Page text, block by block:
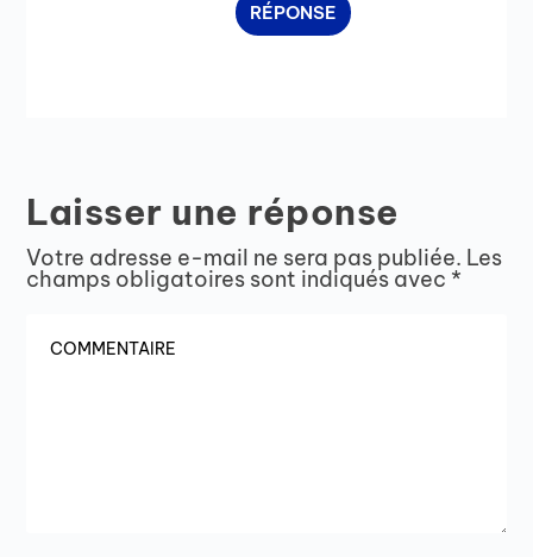
RÉPONSE
Laisser une réponse
Votre adresse e-mail ne sera pas publiée. Les
champs obligatoires sont indiqués avec *